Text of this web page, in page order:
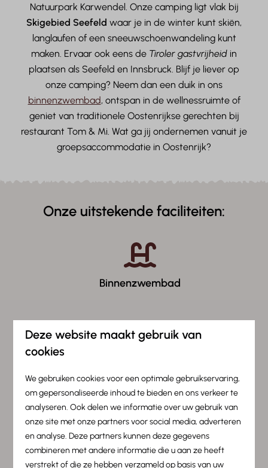
Natuurpark Karwendel. Onze camping ligt vlak bij
Skigebied Seefeld waar je in de winter kunt skiën,
langlaufen of een sneeuwschoenwandeling kunt
maken. Ervaar ook eens de Tiroler gastvrijheid in
plaatsen als Seefeld en Innsbruck. Blijf je liever op
onze camping? Neem dan een duik in ons
binnenzwembad, ontspan in de wellnessruimte of
geniet van traditionele Oostenrijkse gerechten bij
restaurant Tom & Mi. Wat ga jij ondernemen vanuit je
groepsaccommodatie in Oostenrijk?
Onze uitstekende faciliteiten:
Binnenzwembad
Wellness
Deze website maakt gebruik van
cookies
We gebruiken cookies voor een optimale gebruikservaring,
om gepersonaliseerde inhoud te bieden en ons verkeer te
analyseren. Ook delen we informatie over uw gebruik van
onze site met onze partners voor social media, adverteren
en analyse. Deze partners kunnen deze gegevens
combineren met andere informatie die u aan ze heeft
verstrekt of die ze hebben verzameld op basis van uw